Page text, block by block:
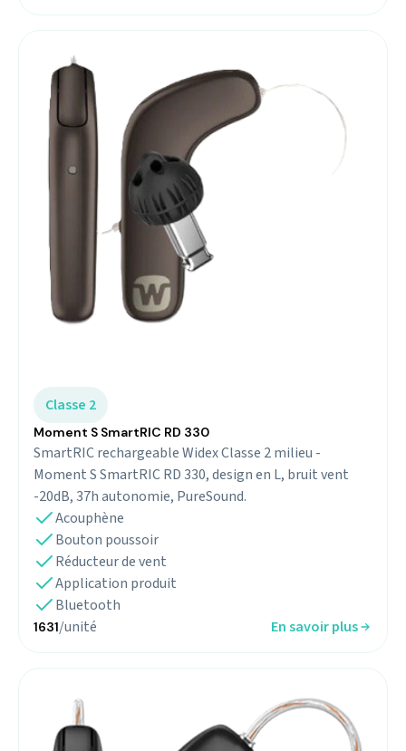
Classe 2
Moment S SmartRIC RD 330
SmartRIC rechargeable Widex Classe 2 milieu -
Moment S SmartRIC RD 330, design en L, bruit vent
-20dB, 37h autonomie, PureSound.
Acouphène
Bouton poussoir
Réducteur de vent
Application produit
Bluetooth
1631/unité En savoir plus